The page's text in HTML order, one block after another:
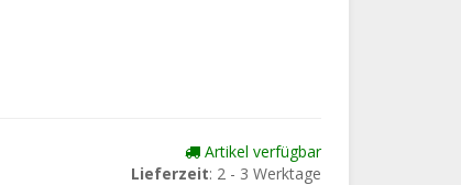
Artikel verfügbar
Lieferzeit: 2 - 3 Werktage